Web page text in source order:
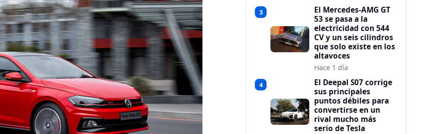
3
El Mercedes-AMG GT
53 se pasa a la
electricidad con 544
CV y un seis cilindros
que solo existe en los
altavoces
Hace 1 día
4
El Deepal S07 corrige
sus principales
puntos débiles para
convertirse en un
rival mucho más
serio de Tesla